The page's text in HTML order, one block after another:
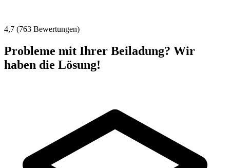
4,7 (763 Bewertungen)
Probleme mit Ihrer Beiladung? Wir
haben die Lösung!